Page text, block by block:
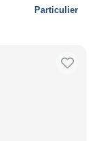
Particulier